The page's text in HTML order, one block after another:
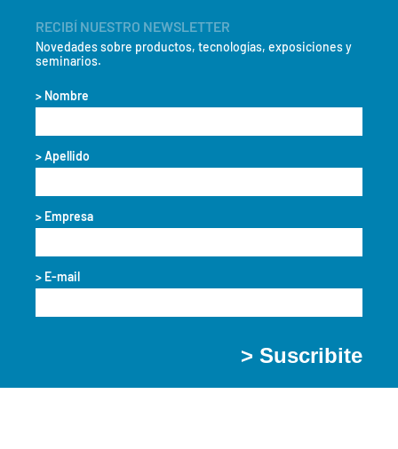
RECIBÍ NUESTRO NEWSLETTER
Novedades sobre productos, tecnologías, exposiciones y
seminarios.
> Nombre
> Apellido
> Empresa
> E-mail
> Suscribite